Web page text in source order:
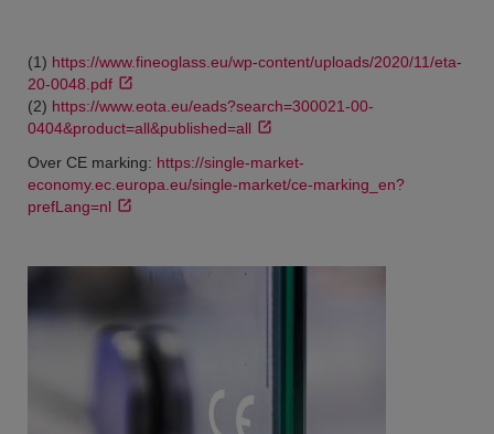
(1) https://www.fineoglass.eu/wp-content/uploads/2020/11/eta-
20-0048.pdf
(2) https://www.eota.eu/eads?search=300021-00-
0404&product=all&published=all
Over CE marking: https://single-market-
economy.ec.europa.eu/single-market/ce-marking_en?
prefLang=nl